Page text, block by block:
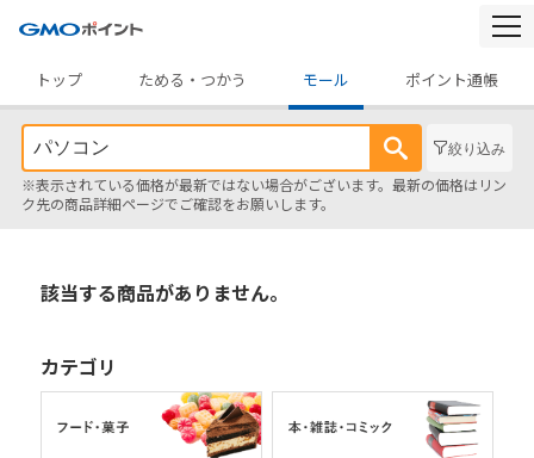
トップ
ためる・つかう モール ポイント通帳
絞り込み
※表示されている価格が最新ではない場合がございます。最新の価格はリン
ク先の商品詳細ページでご確認をお願いします。
該当する商品がありません。
カテゴリ